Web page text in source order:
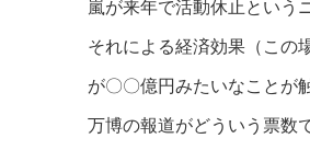
嵐が来年で活動休止という
それによる経済効果（この
が〇〇億円みたいなことが
万博の報道がどういう票数